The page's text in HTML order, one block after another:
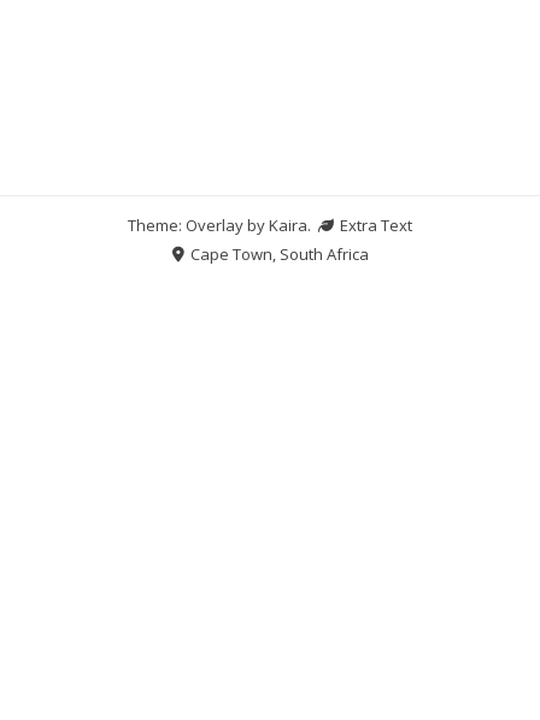
Theme: Overlay byKaira.
Extra Text
Cape Town, South Africa